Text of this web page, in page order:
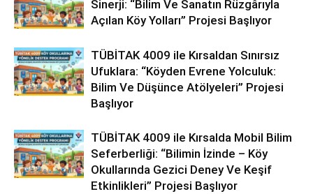
Sinerji: “Bilim Ve Sanatın Rüzgârıyla
Açılan Köy Yolları” Projesi Başlıyor
TÜBİTAK 4009 ile Kırsaldan Sınırsız
Ufuklara: “Köyden Evrene Yolculuk:
Bilim Ve Düşünce Atölyeleri” Projesi
Başlıyor
TÜBİTAK 4009 ile Kırsalda Mobil Bilim
Seferberliği: “Bilimin İzinde – Köy
Okullarında Gezici Deney Ve Keşif
Etkinlikleri” Projesi Başlıyor